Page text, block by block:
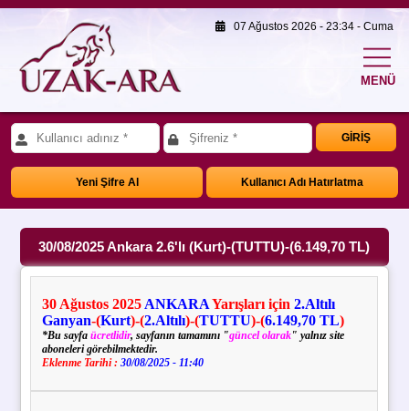
07 Ağustos 2026 - 23:34 - Cuma
MENÜ
GİRİŞ
Yeni Şifre Al Kullanıcı Adı Hatırlatma
30/08/2025 Ankara 2.6'lı (Kurt)-(TUTTU)-(6.149,70 TL)
30 Ağustos 2025 ANKARAYarışları için2.Altılı
Ganyan-(Kurt)-(2.Altılı)-(TUTTU)-(6.149,70 TL)
*Bu sayfaücretlidir, sayfanın tamamını "güncel olarak" yalnız site
aboneleri görebilmektedir.
Eklenme Tarihi : 30/08/2025 - 11:40